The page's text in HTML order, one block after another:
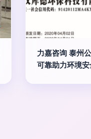
力嘉咨询 泰州
可靠助力环境安